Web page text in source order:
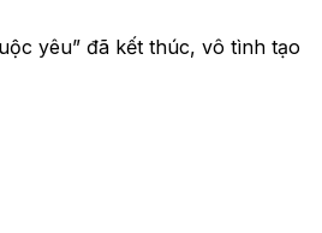
yêu” đã kết thúc, vô tình tạo